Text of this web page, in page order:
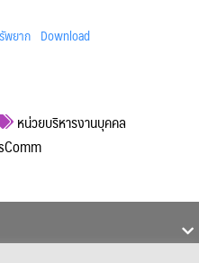
พยาก Download
หน่วยบริหารงานบุคคล